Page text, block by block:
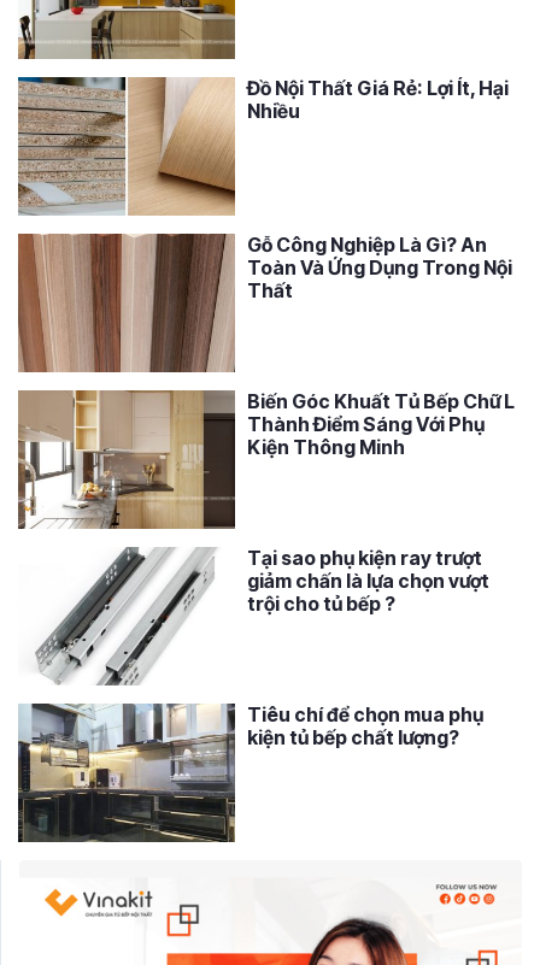
Đồ Nội Thất Giá Rẻ: Lợi Ít, Hại
Nhiều
Gỗ Công Nghiệp Là Gì? An
Toàn Và Ứng Dụng Trong Nội
Thất
Biến Góc Khuất Tủ Bếp Chữ L
Thành Điểm Sáng Với Phụ
Kiện Thông Minh
Tại sao phụ kiện ray trượt
giảm chấn là lựa chọn vượt
trội cho tủ bếp ?
Tiêu chí để chọn mua phụ
kiện tủ bếp chất lượng?